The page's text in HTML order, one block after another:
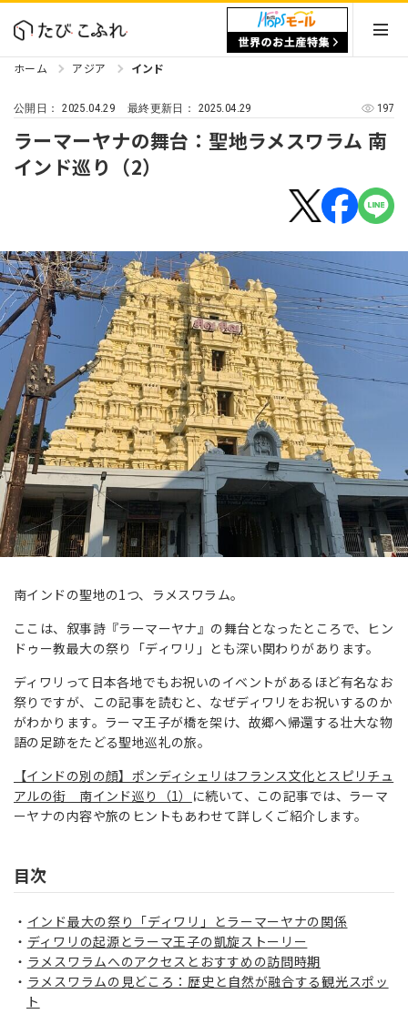
ホーム アジア インド
公開日：2025.04.29 最終更新日： 2025.04.29 197
ラーマーヤナの舞台：聖地ラメスワラム 南
インド巡り（2）
南インドの聖地の1つ、ラメスワラム。
ここは、叙事詩『ラーマーヤナ』の舞台となったところで、ヒン
ドゥー教最大の祭り「ディワリ」とも深い関わりがあります。
ディワリって日本各地でもお祝いのイベントがあるほど有名なお
祭りですが、この記事を読むと、なぜディワリをお祝いするのか
がわかります。ラーマ王子が橋を架け、故郷へ帰還する壮大な物
語の足跡をたどる聖地巡礼の旅。
【インドの別の顔】ポンディシェリはフランス文化とスピリチュ
アルの街 南インド巡り（1）
に続いて、この記事では、ラーマ
ーヤナの内容や旅のヒントもあわせて詳しくご紹介します。
目次
インド最大の祭り「ディワリ」とラーマーヤナの関係
ディワリの起源とラーマ王子の凱旋ストーリー
ラメスワラムへのアクセスとおすすめの訪問時期
ラメスワラムの見どころ：歴史と自然が融合する観光スポッ
ト